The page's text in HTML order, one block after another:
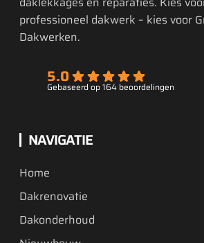
professioneel dakwerk – kies voor
Dakwerken.
5.0
Gebaseerd op 164 beoordelingen
NAVIGATIE
Home
Dakrenovatie
Dakonderhoud